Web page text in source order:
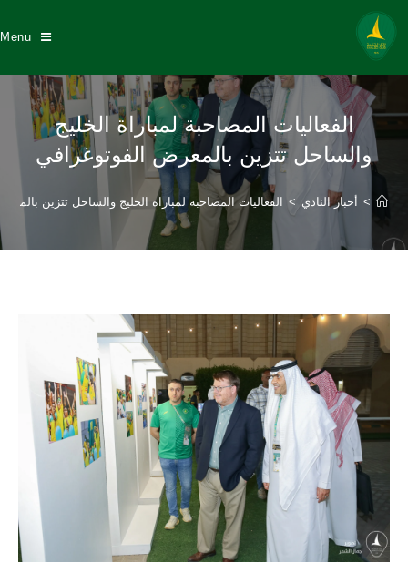
Menu
الفعاليات المصاحبة لمباراة الخليج
والساحل تتزين بالمعرض الفوتوغرافي
> أخبار النادي > الفعاليات المصاحبة لمباراة الخليج والساحل تتزين